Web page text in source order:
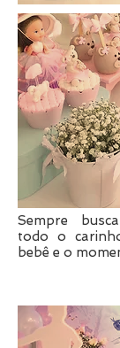
Sempre
todo o
bebê e o